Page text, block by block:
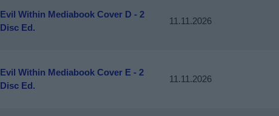
Evil Within Mediabook Cover D - 2
Disc Ed.
11.11.2026
Evil Within Mediabook Cover E - 2
Disc Ed.
11.11.2026